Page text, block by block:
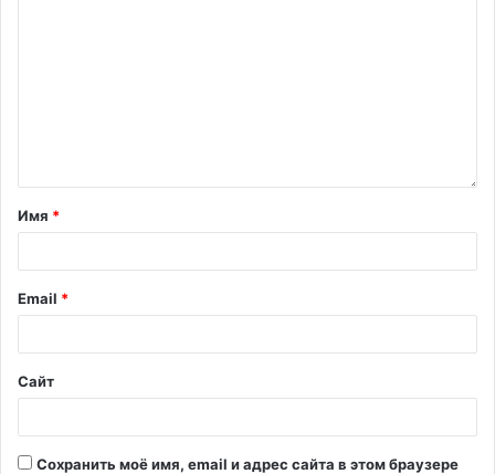
Имя *
Email *
Сайт
Сохранить моё имя, email и адрес сайта в этом браузере